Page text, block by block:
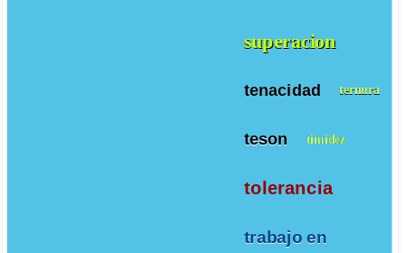
superacion
tenacidad ternura
teson timidez
tolerancia
trabajo en